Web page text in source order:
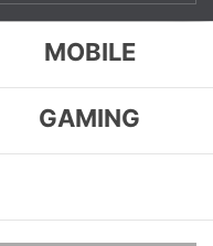
MOBILE
GAMING